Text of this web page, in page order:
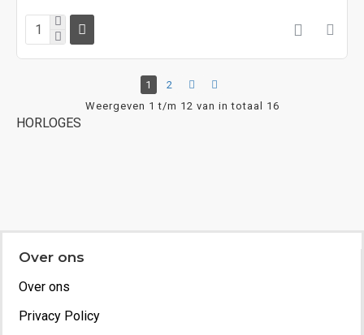
1
2
Weergeven 1 t/m 12 van in totaal 16
HORLOGES
Over ons
Over ons
Privacy Policy